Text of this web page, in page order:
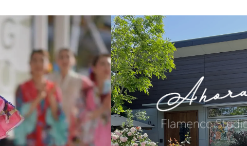
LESSON PROFILE